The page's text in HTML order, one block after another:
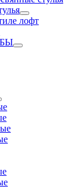
лофт